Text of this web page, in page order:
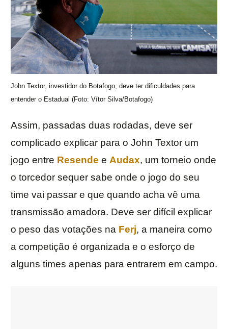
John Textor, investidor do Botafogo, deve ter dificuldades para
entender o Estadual (Foto: Vítor Silva/Botafogo)
Assim, passadas duas rodadas, deve ser
complicado explicar para o John Textor um
jogo entre Resende e Audax, um torneio onde
o torcedor sequer sabe onde o jogo do seu
time vai passar e que quando acha vê uma
transmissão amadora. Deve ser difícil explicar
o peso das votações na Ferj, a maneira como
a competição é organizada e o esforço de
alguns times apenas para entrarem em campo.